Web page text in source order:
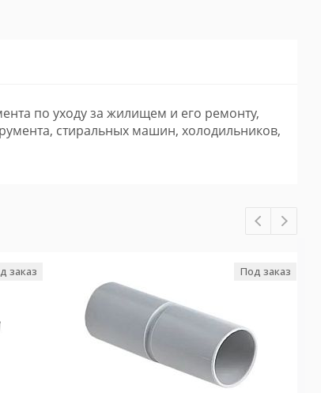
по уходу за жилищем и его ремонту,
стиральных машин, холодильников,
заказ Под заказ